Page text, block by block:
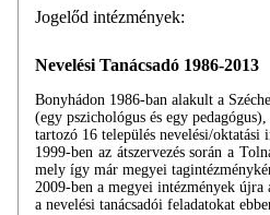
Jogelőd intézmények:
Nevelési Tanácsadó 1986-2013
Bonyhádon 1986-ban alakult a
(egy pszichológus és egy
tartozó 16 település nevelési/oktatási
1999-ben az átszervezés során a
mely így már megyei
2009-ben a megyei intézmények
a nevelési tanácsadói feladatokat